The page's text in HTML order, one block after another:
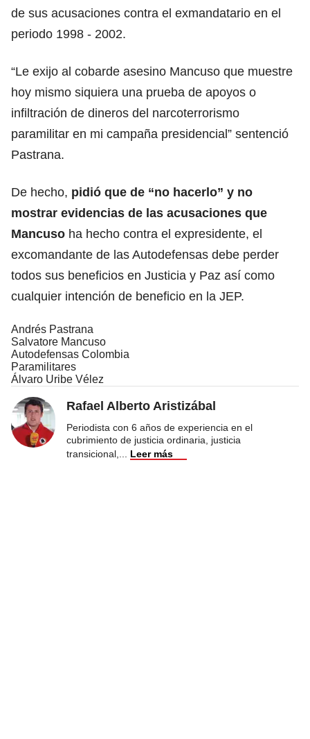
de sus acusaciones contra el exmandatario en el
periodo 1998 - 2002.
“Le exijo al cobarde asesino Mancuso que muestre
hoy mismo siquiera una prueba de apoyos o
infiltración de dineros del narcoterrorismo
paramilitar en mi campaña presidencial” sentenció
Pastrana.
De hecho, pidió que de “no hacerlo” y no
mostrar evidencias de las acusaciones que
Mancuso ha hecho contra el expresidente, el
excomandante de las Autodefensas debe perder
todos sus beneficios en Justicia y Paz así como
cualquier intención de beneficio en la JEP.
Andrés Pastrana
Salvatore Mancuso
Autodefensas Colombia
Paramilitares
Álvaro Uribe Vélez
Rafael Alberto Aristizábal
Periodista con 6 años de experiencia en el
cubrimiento de justicia ordinaria, justicia
transicional,
Leer más